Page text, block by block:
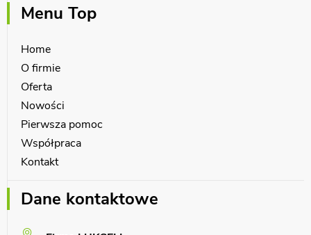
Menu Top
Home
O firmie
Oferta
Nowości
Pierwsza pomoc
Współpraca
Kontakt
Dane kontaktowe